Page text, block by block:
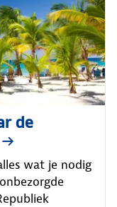
de
wat je nodig